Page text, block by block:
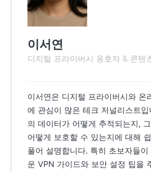
이서연
디지털 프라이버시 옹호자 & 콘텐
이서연은 디지털 프라이버시와 온
에 관심이 많은 테크 저널리스트
의 데이터가 어떻게 추적되는지,
어떻게 보호할 수 있는지에 대해
풀어 설명합니다. 특히 초보자들이
운 VPN 가이드와 보안 설정 팁을